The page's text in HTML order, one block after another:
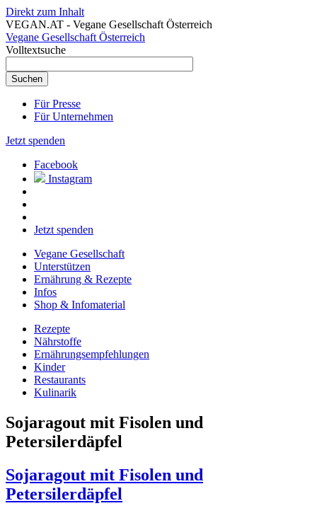
Direkt zum Inhalt
VEGAN.AT - Vegane Gesellschaft Österreich
Vegane Gesellschaft Österreich
Volltextsuche
Für Presse
Für Unternehmen
Jetzt spenden
Facebook
Instagram
Jetzt spenden
Vegane Gesellschaft
Unterstützen
Ernährung & Rezepte
Infos
Shop & Infomaterial
Rezepte
Nährstoffe
Ernährungsempfehlungen
Kinder
Restaurants
Kulinarik
Sojaragout mit Fisolen und
Petersilerdäpfel
Sojaragout mit Fisolen und
Petersilerdäpfel